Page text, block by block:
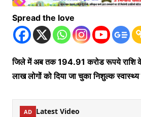
Spread the love
जिले में अब तक 194.91 करोड रूपये
लाख लोगों को दिया जा चुका निशुल्क
AD Latest Video